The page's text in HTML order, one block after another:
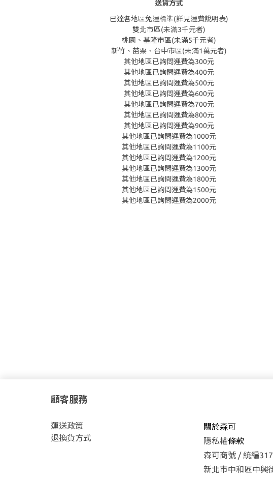
送貨方式
已達各地區免運標準(詳見運費說明表)
雙北市區(未滿3千元者)
桃園、基隆市區(未滿5千元者)
新竹、苗栗、台中市區(未滿1萬元者)
其他地區已詢問運費為300元
其他地區已詢問運費為400元
其他地區已詢問運費為500元
其他地區已詢問運費為600元
其他地區已詢問運費為700元
其他地區已詢問運費為800元
其他地區已詢問運費為900元
其他地區已詢問運費為1000元
其他地區已詢問運費為1100元
其他地區已詢問運費為1200元
其他地區已詢問運費為1300元
其他地區已詢問運費為1800元
其他地區已詢問運費為1500元
其他地區已詢問運費為2000元
顧客服務
運送政策
退換貨方式
關於森可
隱私權條款
森可商號 / 統編
新北市中和區中興